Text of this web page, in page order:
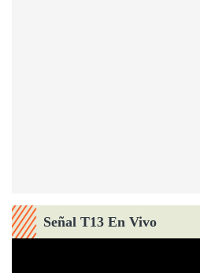
Señal T13 En Vivo